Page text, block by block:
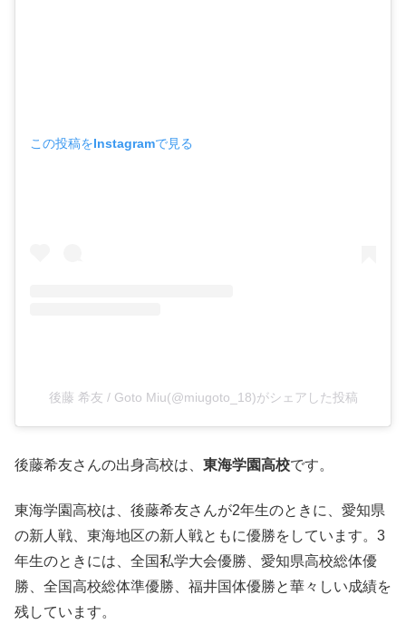
この投稿をInstagramで見る
後藤 希友 / Goto Miu(@miugoto_18)がシェアした投稿
後藤希友さんの出身高校は、 東海学園高校です。
東海学園高校は、後藤希友さんが2年生のときに、愛知県
の新人戦、東海地区の新人戦ともに優勝をしています。3
年生のときには、全国私学大会優勝、愛知県高校総体優
勝、全国高校総体準優勝、福井国体優勝と華々しい成績を
残しています。